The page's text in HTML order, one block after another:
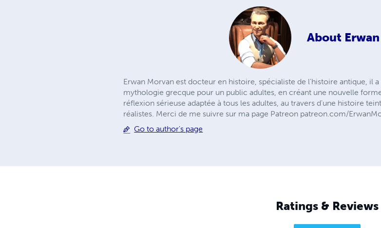
About
Erwan Morvan est docteur en histoire, spécialiste de l'histoire antique, il
mythologie grecque pour un public adultes, en créant une nouvelle
réflexion sérieuse adaptée à tous les adultes, au travers d'une histoire
réalistes. Merci de me suivre sur ma page Patreon patreon.com/
Go to author's page
Ratings & Reviews